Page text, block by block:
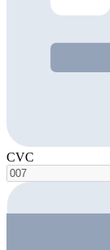
CVC